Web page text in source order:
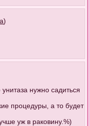
)
нужно садиться
процедуры, а то будет
уж в раковину.%)